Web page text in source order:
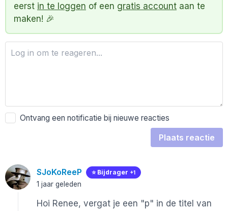
eerst in te loggen of een gratis account aan te
maken! 🎉
Ontvang een notificatie bij nieuwe reacties
Plaats reactie
SJoKoReeP ⭐️ Bijdrager +1
1 jaar geleden
Hoi Renee, vergat je een "p" in de titel van